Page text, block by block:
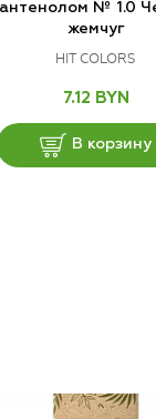
№ 1.0
жемчуг
HIT COLORS
7.12 BYN
В корзину